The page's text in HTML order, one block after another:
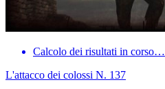
Calcolo dei risultati in corso…
L'attacco dei colossi N. 137